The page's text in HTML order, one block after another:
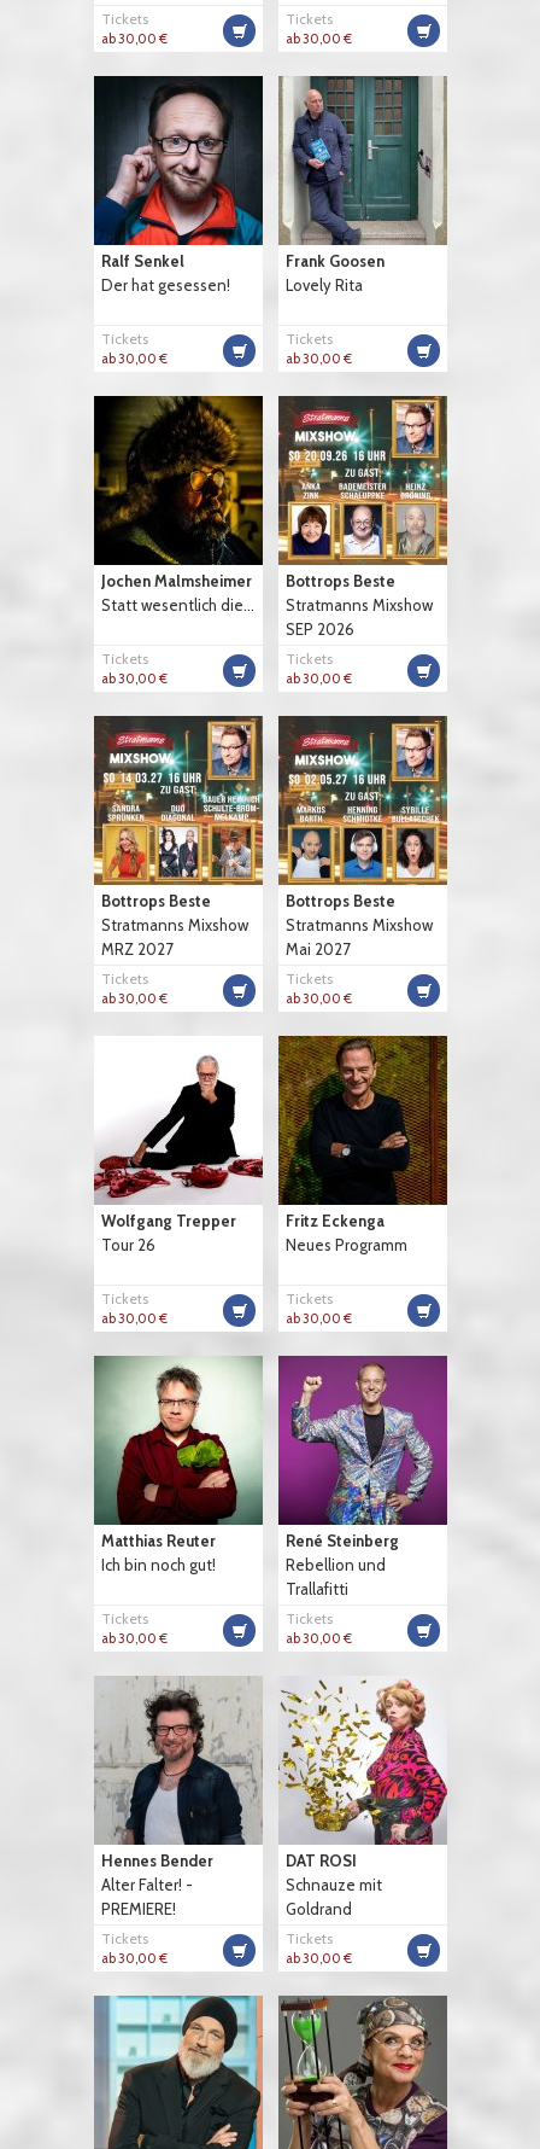
Tickets
ab 30,00 €
Tickets
ab 30,00 €
Ralf Senkel
Der hat gesessen!
Tickets
ab 30,00 €
Frank Goosen
Lovely Rita
Tickets
ab 30,00 €
Jochen Malmsheimer
Statt wesentlich die...
Tickets
ab 30,00 €
Bottrops Beste
Stratmanns Mixshow
SEP 2026
Tickets
ab 30,00 €
Bottrops Beste
Stratmanns Mixshow
MRZ 2027
Tickets
ab 30,00 €
Bottrops Beste
Stratmanns Mixshow
Mai 2027
Tickets
ab 30,00 €
Wolfgang Trepper
Tour 26
Tickets
ab 30,00 €
Fritz Eckenga
Neues Programm
Tickets
ab 30,00 €
Matthias Reuter
Ich bin noch gut!
Tickets
ab 30,00 €
René Steinberg
Rebellion und
Trallafitti
Tickets
ab 30,00 €
Hennes Bender
Alter Falter! -
PREMIERE!
Tickets
ab 30,00 €
DAT ROSI
Schnauze mit
Goldrand
Tickets
ab 30,00 €